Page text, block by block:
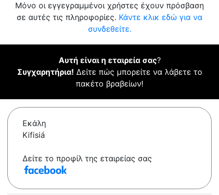
Μόνο οι εγγεγραμμένοι χρήστες έχουν πρόσβαση
σε αυτές τις πληροφορίες. Κάντε κλικ εδώ για να
συνδεθείτε.
Αυτή είναι η εταιρεία σας?
Συγχαρητήρια! Δείτε πώς μπορείτε να λάβετε το
πακέτο βραβείων!
Εκάλη
Kifisiá
Δείτε το προφίλ της εταιρείας σας